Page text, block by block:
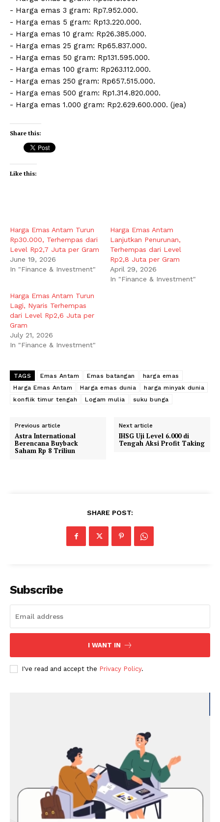
‎- ⁠Harga emas 3 gram: Rp7.952.000.
‎- ⁠Harga emas 5 gram: Rp13.220.000.
‎- ⁠Harga emas 10 gram: Rp26.385.000.
‎- Harga emas 25 gram: Rp65.837.000.
‎- ⁠Harga emas 50 gram: Rp131.595.000.
‎- ⁠Harga emas 100 gram: Rp263.112.000.
‎- ⁠Harga emas 250 gram: Rp657.515.000.
‎- ⁠Harga emas 500 gram: Rp1.314.820.000.
‎- ⁠Harga emas 1.000 gram: Rp2.629.600.000. (jea)
Share this:
Like this:
Harga Emas Antam Turun
Rp30.000, Terhempas dari
Level Rp2,7 Juta per Gram
June 19, 2026
In "Finance & Investment"
Harga Emas Antam
Lanjutkan Penurunan,
Terhempas dari Level
Rp2,8 Juta per Gram
April 29, 2026
In "Finance & Investment"
Harga Emas Antam Turun
Lagi, Nyaris Terhempas
dari Level Rp2,6 Juta per
Gram
July 21, 2026
In "Finance & Investment"
TAGS Emas Antam Emas batangan
harga emas
Harga Emas Antam
Harga emas dunia
harga minyak dunia
konflik timur tengah
Logam mulia suku bunga
Previous article
Astra International
Berencana Buyback
Saham Rp 8 Triliun
Next article
IHSG Uji Level 6.000 di
Tengah Aksi Profit Taking
SHARE POST:
Subscribe
I WANT IN
I've read and accept the Privacy Policy.